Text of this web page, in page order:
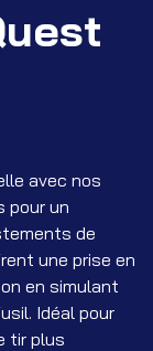
avec nos
pour un
de
une prise en
en simulant
Idéal pour
tir plus